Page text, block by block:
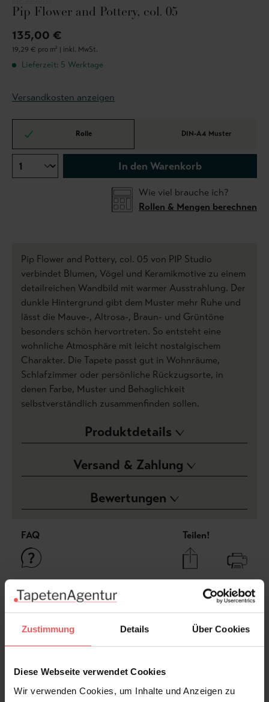
Zustimmung Details Über Cookies
Diese Webseite verwendet Cookies
Wir verwenden Cookies, um Inhalte und Anzeigen zu
Pip Flower and Pottery, col. 05
135,00 €
19,29 € pro m² | inkl. MwSt.
Lieferzeit: 5 Werktage
Versandkosten anzeigen
Rolle DIN-A4 Muster
In den Warenkorb
Wie viel brauche ich?
Rollen & Mengen berechnen
Pip Flower and Pottery, col. 05 von PIP Studio
verbindet Blumen, Vögel und Keramikmotive zu einem
detailreichen Wandbild mit warmer Ausstrahlung. Der
dunkle Hintergrund gibt dem Muster mehr Ruhe und
lässt die Mauve-, Altrosa-, Braun- und Grüntöne
besonders schön hervortreten. So entsteht eine
wohnliche Atmosphäre mit leicht nostalgischem
Charakter. Die Tapete passt gut in Wohnräume,
Schlafzimmer oder persönliche Rückzugsorte, in
denen Farbe, Muster und Behaglichkeit
selbstverständlich zusammenfinden sollen.
Produktdetails
Versand & Zahlung
Bewertungen
FAQ Teilen!
Sie haben Fragen zum Produkt?
Frage stellen
+49 (0)221 932 81 82